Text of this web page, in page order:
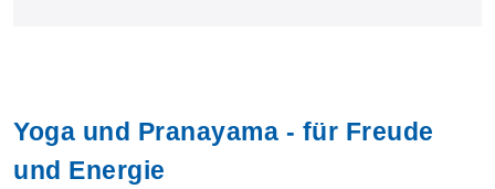
Yoga und Pranayama - für Freude
und Energie